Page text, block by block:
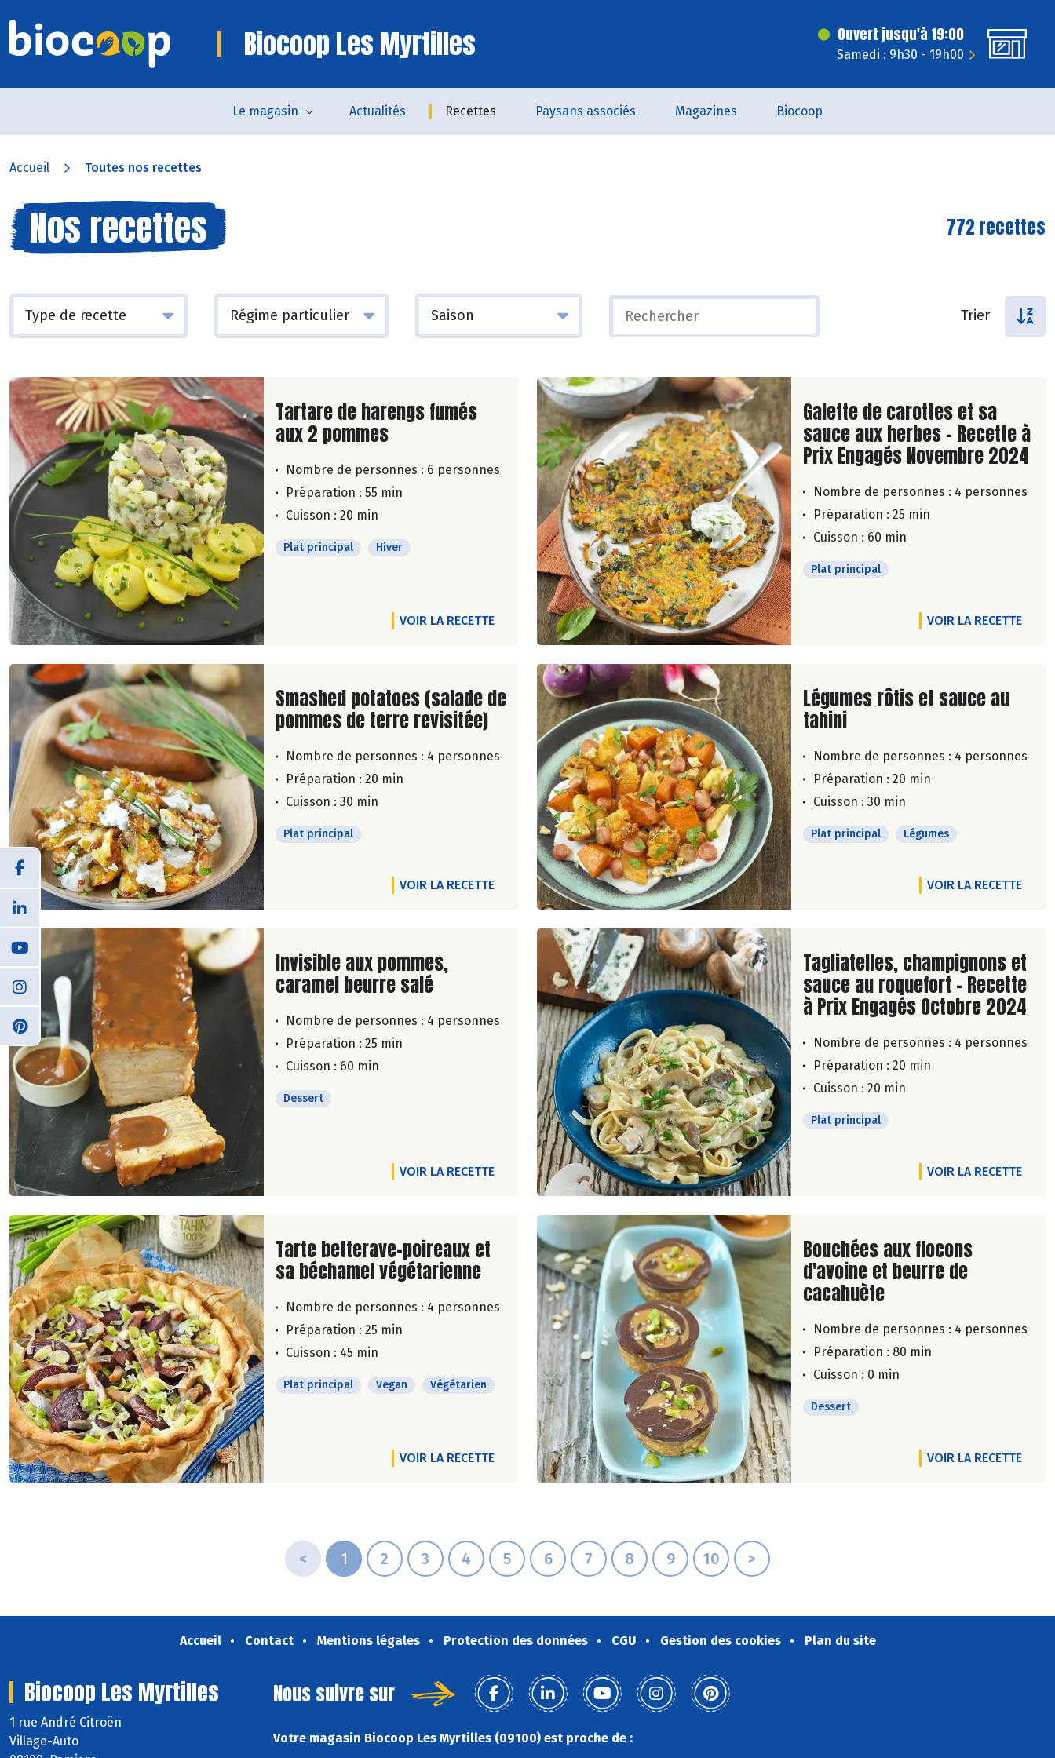
Biocoop Les Myrtilles Ouvert jusqu'à 19:00
Samedi : 9h30 - 19h00
Le magasin Actualités Recettes Paysans associés Magazines Biocoop
Accueil Toutes nos recettes
Nos recettes 772 recettes
Trier
Lire la suite de la recette
Tartare de harengs fumés
aux 2 pommes
Nombre de personnes : 6 personnes
Préparation : 55 min
Cuisson : 20 min
Plat principal Hiver
VOIR LA RECETTE
Lire la suite de la recette
Galette de carottes et sa
sauce aux herbes - Recette à
Prix Engagés Novembre 2024
Nombre de personnes : 4 personnes
Préparation : 25 min
Cuisson : 60 min
Plat principal
VOIR LA RECETTE
Lire la suite de la recette
Smashed potatoes (salade de
pommes de terre revisitée)
Nombre de personnes : 4 personnes
Préparation : 20 min
Cuisson : 30 min
Plat principal
VOIR LA RECETTE
Lire la suite de la recette
Légumes rôtis et sauce au
tahini
Nombre de personnes : 4 personnes
Préparation : 20 min
Cuisson : 30 min
Plat principal Légumes
VOIR LA RECETTE
Lire la suite de la recette
Invisible aux pommes,
caramel beurre salé
Nombre de personnes : 4 personnes
Préparation : 25 min
Cuisson : 60 min
Dessert
VOIR LA RECETTE
Lire la suite de la recette
Tagliatelles, champignons et
sauce au roquefort - Recette
à Prix Engagés Octobre 2024
Nombre de personnes : 4 personnes
Préparation : 20 min
Cuisson : 20 min
Plat principal
VOIR LA RECETTE
Lire la suite de la recette
Tarte betterave-poireaux et
sa béchamel végétarienne
Nombre de personnes : 4 personnes
Préparation : 25 min
Cuisson : 45 min
Plat principal Vegan Végétarien
VOIR LA RECETTE
Lire la suite de la recette
Bouchées aux flocons
d'avoine et beurre de
cacahuète
Nombre de personnes : 4 personnes
Préparation : 80 min
Cuisson : 0 min
Dessert
VOIR LA RECETTE
< 1 2 3 4 5 6 7 8 9 10 >
Accueil Contact Mentions légales Protection des données CGU Gestion des cookies Plan du site
Biocoop Les Myrtilles
1 rue André Citroën
Village-Auto
Nous suivre sur
Votre magasin Biocoop Les Myrtilles (09100) est proche de :